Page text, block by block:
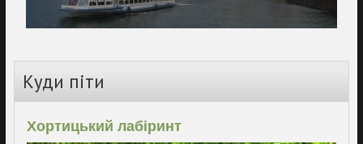
Куди піти
Хортицький лабіринт